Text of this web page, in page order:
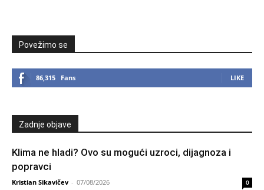
Povežimo se
86,315 Fans LIKE
Zadnje objave
Klima ne hladi? Ovo su mogući uzroci, dijagnoza i
popravci
Kristian Sikavičev - 07/08/2026 0